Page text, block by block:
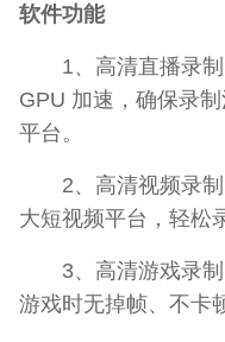
软件功能
1、高清直播录制
GPU 加速，确保录
平台。
2、高清视频录制
大短视频平台，轻松
3、高清游戏录制
游戏时无掉帧、不卡